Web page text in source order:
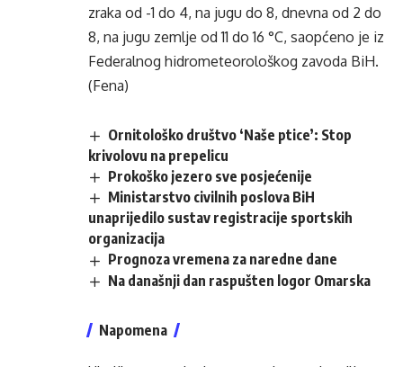
zraka od -1 do 4, na jugu do 8, dnevna od 2 do
8, na jugu zemlje od 11 do 16 °C, saopćeno je iz
Federalnog hidrometeorološkog zavoda BiH.
(Fena)
Ornitološko društvo ‘Naše ptice’: Stop
krivolovu na prepelicu
Prokoško jezero sve posjećenije
Ministarstvo civilnih poslova BiH
unaprijedilo sustav registracije sportskih
organizacija
Prognoza vremena za naredne dane
Na današnji dan raspušten logor Omarska
Napomena